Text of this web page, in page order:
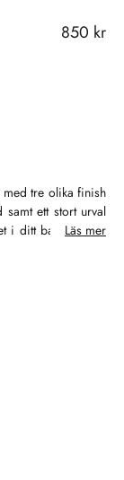
REA-pris
850 kr
tre olika finish
ett stort urval
i ditt badrum. Se,
Läs mer